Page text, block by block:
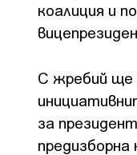
коалиция и
С жребий ще
за